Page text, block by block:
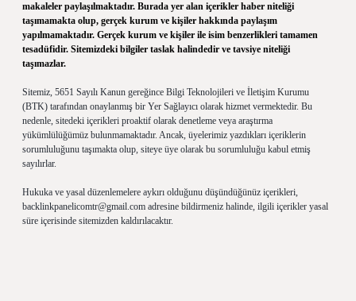
makaleler paylaşılmaktadır. Burada yer alan içerikler haber niteliği
taşımamakta olup, gerçek kurum ve kişiler hakkında paylaşım
yapılmamaktadır. Gerçek kurum ve kişiler ile isim benzerlikleri tamamen
tesadüfidir. Sitemizdeki bilgiler taslak halindedir ve tavsiye niteliği
taşımazlar.
Sitemiz, 5651 Sayılı Kanun gereğince Bilgi Teknolojileri ve İletişim Kurumu
(BTK) tarafından onaylanmış bir Yer Sağlayıcı olarak hizmet vermektedir. Bu
nedenle, sitedeki içerikleri proaktif olarak denetleme veya araştırma
yükümlülüğümüz bulunmamaktadır. Ancak, üyelerimiz yazdıkları içeriklerin
sorumluluğunu taşımakta olup, siteye üye olarak bu sorumluluğu kabul etmiş
sayılırlar.
Hukuka ve yasal düzenlemelere aykırı olduğunu düşündüğünüz içerikleri,
backlinkpanelicomtr@gmail.com adresine bildirmeniz halinde, ilgili içerikler yasal
süre içerisinde sitemizden kaldırılacaktır.